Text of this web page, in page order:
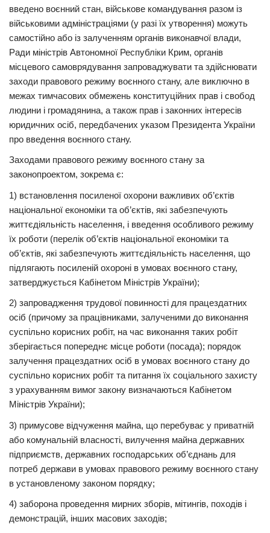
введено воєнний стан, військове командування разом із
військовими адміністраціями (у разі їх утворення) можуть
самостійно або із залученням органів виконавчої влади,
Ради міністрів Автономної Республіки Крим, органів
місцевого самоврядування запроваджувати та здійснювати
заходи правового режиму воєнного стану, але виключно в
межах тимчасових обмежень конституційних прав і свобод
людини і громадянина, а також прав і законних інтересів
юридичних осіб, передбачених указом Президента України
про введення воєнного стану.
Заходами правового режиму воєнного стану за
законопроектом, зокрема є:
1) встановлення посиленої охорони важливих об’єктів
національної економіки та об’єктів, які забезпечують
життєдіяльність населення, і введення особливого режиму
їх роботи (перелік об’єктів національної економіки та
об’єктів, які забезпечують життєдіяльність населення, що
підлягають посиленій охороні в умовах воєнного стану,
затверджується Кабінетом Міністрів України);
2) запровадження трудової повинності для працездатних
осіб (причому за працівниками, залученими до виконання
суспільно корисних робіт, на час виконання таких робіт
зберігається попереднє місце роботи (посада); порядок
залучення працездатних осіб в умовах воєнного стану до
суспільно корисних робіт та питання їх соціального захисту
з урахуванням вимог закону визначаються Кабінетом
Міністрів України);
3) примусове відчуження майна, що перебуває у приватній
або комунальній власності, вилучення майна державних
підприємств, державних господарських об’єднань для
потреб держави в умовах правового режиму воєнного стану
в установленому законом порядку;
4) заборона проведення мирних зборів, мітингів, походів і
демонстрацій, інших масових заходів;